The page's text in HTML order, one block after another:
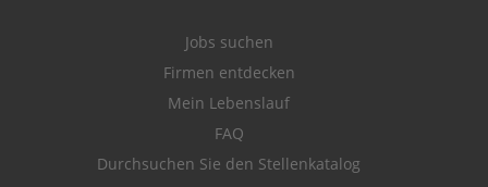
Jobs suchen
Firmen entdecken
Mein Lebenslauf
FAQ
Durchsuchen Sie den Stellenkatalog